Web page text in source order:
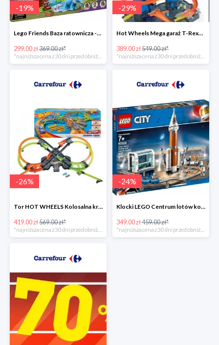
-19%
Lego Friends Baza ratownicza -19%
299.00 zł369.00 zł*
-29%
Hot Wheels Mega garaż T-Rexa -29%
389.00 zł549.00 zł*
-26%
Tor HOT WHEELS Kolosalna kraksa -26%
419.00 zł569.00 zł*
*najniższa cena z 30 dni przed obniżką
-24%
Klocki LEGO Centrum lotów kosmicznych
349.00 zł459.00 zł*
*najniższa cena z 30 dni przed obniżką